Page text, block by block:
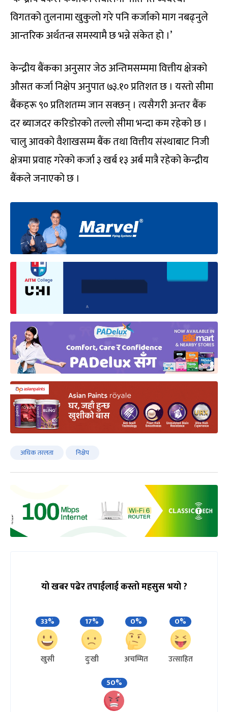
विगतको तुलनामा खुकुलो गरे पनि कर्जाको माग नबढ्नुले
आन्तरिक अर्थतन्त्र समस्यामै छ भन्ने संकेत हो ।’
केन्द्रीय बैंकका अनुसार जेठ अन्तिमसम्ममा वित्तीय क्षेत्रको
औसत कर्जा निक्षेप अनुपात ७३.१० प्रतिशत छ । यस्तो सीमा
बैंकहरू ९० प्रतिशतम्म जान सक्छन् । त्यसैगरी अन्तर बैंक
दर ब्याजदर करिडोरको तल्लो सीमा भन्दा कम रहेको छ ।
चालु आवको वैशाखसम्म बैंक तथा वित्तीय संस्थाबाट निजी
क्षेत्रमा प्रवाह गरेको कर्जा ३ खर्ब १३ अर्ब मात्रै रहेको केन्द्रीय
बैंकले जनाएको छ ।
अधिक तरलता निक्षेप
यो खबर पढेर तपाईलाई कस्तो महसुस भयो ?
33%
खुसी
17%
दुःखी
0%
अचम्मित
0%
उत्साहित
50%